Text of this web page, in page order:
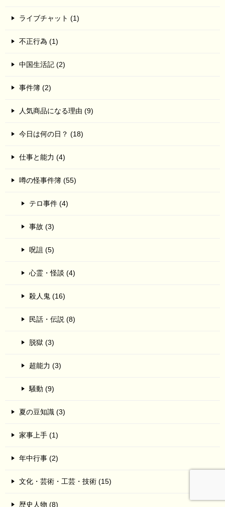
ライブチャット (1)
不正行為 (1)
中国生活記 (2)
事件簿 (2)
人気商品になる理由 (9)
今日は何の日？ (18)
仕事と能力 (4)
噂の怪事件簿 (55)
テロ事件 (4)
事故 (3)
呪詛 (5)
心霊・怪談 (4)
殺人鬼 (16)
民話・伝説 (8)
脱獄 (3)
超能力 (3)
騒動 (9)
夏の豆知識 (3)
家事上手 (1)
年中行事 (2)
文化・芸術・工芸・技術 (15)
歴史人物 (8)